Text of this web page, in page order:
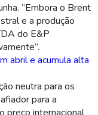
“Embora o Brent
e a produção
do E&P
abril e acumula alta
neutra para os
para a